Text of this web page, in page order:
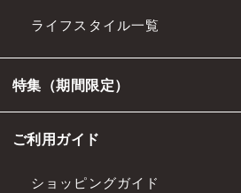
ライフスタイル一覧
特集（期間限定）
ご利用ガイド
ショッピングガイド